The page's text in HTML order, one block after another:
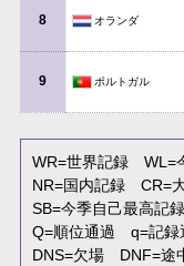
8 オランダ
9 ポルトガル
WR=世界記録 WL=
NR=国内記録 CR=
SB=今季自己最高記録
Q=順位通過 q=記
DNS=欠場 DNF=途